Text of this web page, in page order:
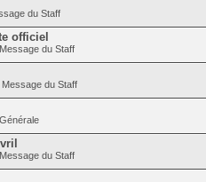
du Staff
officiel
du Staff
du Staff
du Staff